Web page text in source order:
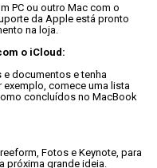
PC ou outro Mac com o
da Apple está pronto
na loja.
o iCloud:
documentos e tenha
comece uma lista
concluídos no MacBook
Fotos e Keynote, para
próxima grande ideia.